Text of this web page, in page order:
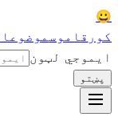
😀
کور قاموس
ایموجي لټون
پښتو